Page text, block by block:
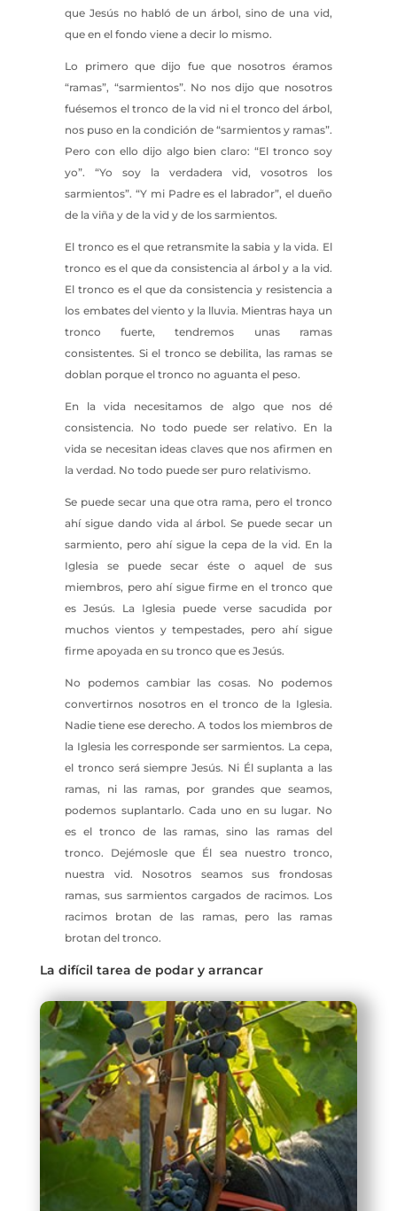
que Jesús no habló de un árbol, sino de una vid,
que en el fondo viene a decir lo mismo.
Lo primero que dijo fue que nosotros éramos
“ramas”, “sarmientos”. No nos dijo que nosotros
fuésemos el tronco de la vid ni el tronco del árbol,
nos puso en la condición de “sarmientos y ramas”.
Pero con ello dijo algo bien claro: “El tronco soy
yo”. “Yo soy la verdadera vid, vosotros los
sarmientos”. “Y mi Padre es el labrador”, el dueño
de la viña y de la vid y de los sarmientos.
El tronco es el que retransmite la sabia y la vida. El
tronco es el que da consistencia al árbol y a la vid.
El tronco es el que da consistencia y resistencia a
los embates del viento y la lluvia. Mientras haya un
tronco fuerte, tendremos unas ramas
consistentes. Si el tronco se debilita, las ramas se
doblan porque el tronco no aguanta el peso.
En la vida necesitamos de algo que nos dé
consistencia. No todo puede ser relativo. En la
vida se necesitan ideas claves que nos afirmen en
la verdad. No todo puede ser puro relativismo.
Se puede secar una que otra rama, pero el tronco
ahí sigue dando vida al árbol. Se puede secar un
sarmiento, pero ahí sigue la cepa de la vid. En la
Iglesia se puede secar éste o aquel de sus
miembros, pero ahí sigue firme en el tronco que
es Jesús. La Iglesia puede verse sacudida por
muchos vientos y tempestades, pero ahí sigue
firme apoyada en su tronco que es Jesús.
No podemos cambiar las cosas. No podemos
convertirnos nosotros en el tronco de la Iglesia.
Nadie tiene ese derecho. A todos los miembros de
la Iglesia les corresponde ser sarmientos. La cepa,
el tronco será siempre Jesús. Ni Él suplanta a las
ramas, ni las ramas, por grandes que seamos,
podemos suplantarlo. Cada uno en su lugar. No
es el tronco de las ramas, sino las ramas del
tronco. Dejémosle que Él sea nuestro tronco,
nuestra vid. Nosotros seamos sus frondosas
ramas, sus sarmientos cargados de racimos. Los
racimos brotan de las ramas, pero las ramas
brotan del tronco.
La difícil tarea de podar y arrancar